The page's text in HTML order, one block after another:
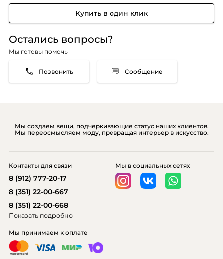
Купить в один клик
Остались вопросы?
Мы готовы помочь
Сообщение
Мы создаем вещи, подчеркивающие статус наших клиентов.
Мы переосмысляем моду, превращая интерьер в искусство.
Мы принимаем к оплате
Мы в социальных сетях
Контакты для связи
8 (912) 777-20-17
8 (351) 22-00-667
8 (351) 22-00-668
Показать подробно